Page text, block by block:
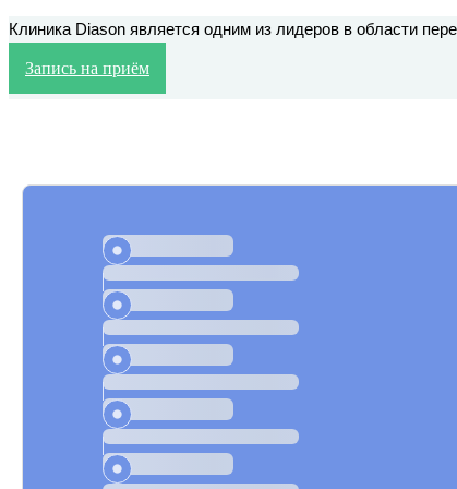
Клиника Diason является одним из лидеров в области
Запись на приём